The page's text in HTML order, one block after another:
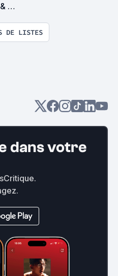
DE LISTES
dans votre